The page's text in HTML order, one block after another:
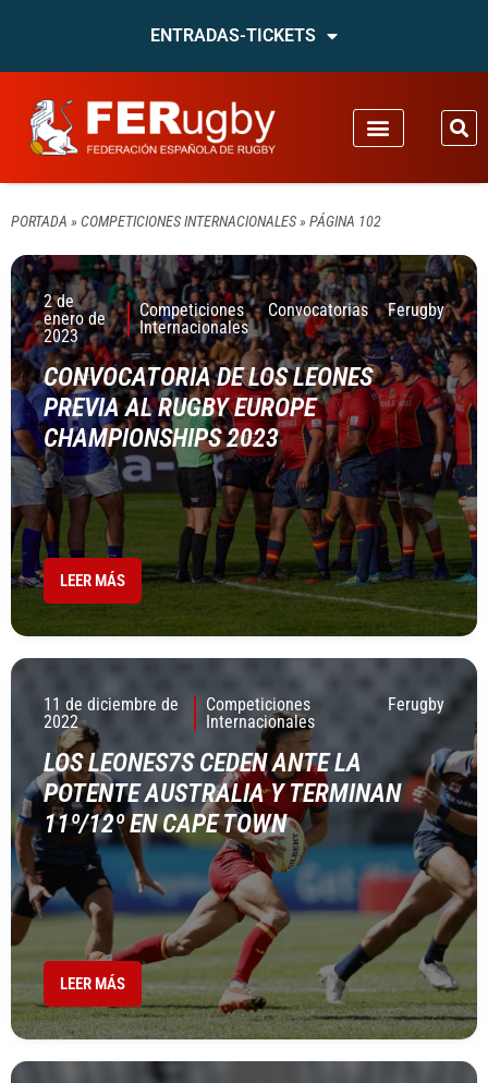
ENTRADAS-TICKETS
PORTADA » COMPETICIONES INTERNACIONALES» PÁGINA 102
2 de
enero de
2023
Competiciones
Internacionales
Convocatorias Ferugby
CONVOCATORIA DE LOS LEONES
PREVIA AL RUGBY EUROPE
CHAMPIONSHIPS 2023
LEER MÁS
11 de diciembre de
2022
Competiciones
Internacionales
Ferugby
LOS LEONES7S CEDEN ANTE LA
POTENTE AUSTRALIA Y TERMINAN
11º/12º EN CAPE TOWN
LEER MÁS